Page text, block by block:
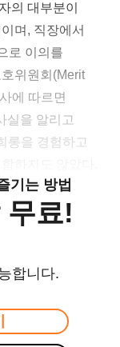
의 대부분이
며, 직장에서
로 이의를
위원회(Merit
에 따르면
실을 알리고
롱을 경험하고
기는 방법
무료!
합니다.